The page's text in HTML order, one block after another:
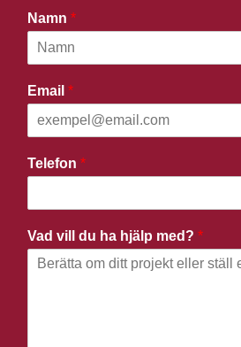
Namn *
Email *
Telefon *
Vad vill du ha hjälp med? *